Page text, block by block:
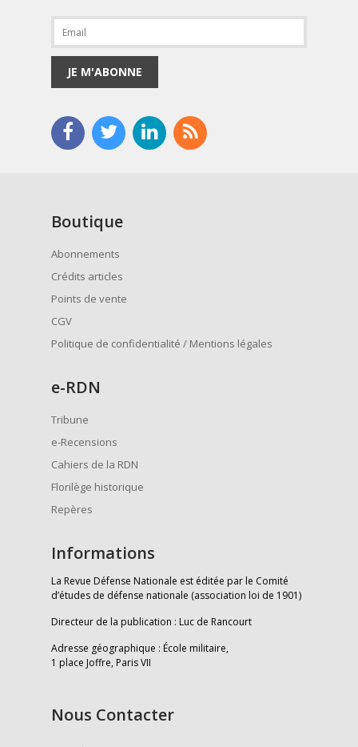
JE M'ABONNE
Boutique
Abonnements
Crédits articles
Points de vente
CGV
Politique de confidentialité / Mentions légales
e-RDN
Tribune
e-Recensions
Cahiers de la RDN
Florilège historique
Repères
Informations
La Revue Défense Nationale est éditée par le Comité
d’études de défense nationale (association loi de 1901)
Directeur de la publication : Luc de Rancourt
Adresse géographique : École militaire,
1 place Joffre, Paris VII
Nous Contacter